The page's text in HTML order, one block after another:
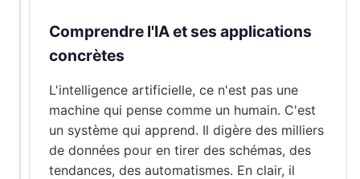
Comprendre l'IA et ses applications
concrètes
L'intelligence artificielle, ce n'est pas une
machine qui pense comme un humain. C'est
un système qui apprend. Il digère des milliers
de données pour en tirer des schémas, des
tendances, des automatismes. En clair, il